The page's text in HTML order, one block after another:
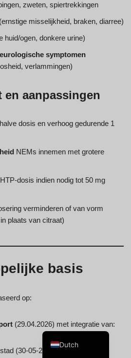
zweten, spiertrekkingen
(ernstige misselijkheid, braken, diarree)
huid/ogen, donkere urine)
symptomen
verlammingen)
aanpassingen
dosis en verhoog gedurende 1
NEMs innemen met grotere
dosis indien nodig tot 50 mg
verminderen of van vorm
plaats van citraat)
basis
op:
(29.04.2026) met integratie van:
(30-05-2025)
Dutch
German
Italian
Norwegian
Spanish